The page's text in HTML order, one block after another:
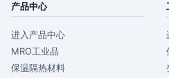
产品中心
进入产品中心
MRO工业品
保温隔热材料